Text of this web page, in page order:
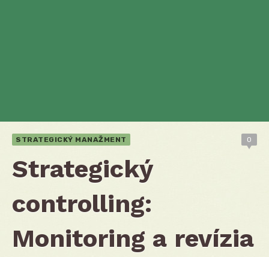
STRATEGICKÝ MANAŽMENT 0
Strategický
controlling:
Monitoring a revízia